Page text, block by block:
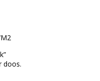
doos.